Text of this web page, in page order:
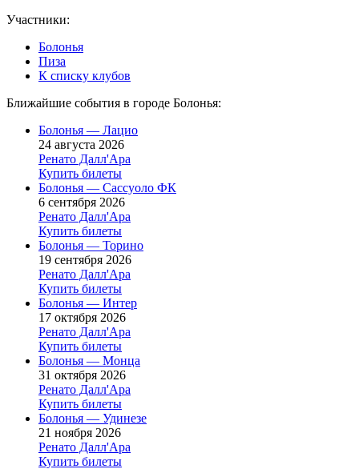
Участники:
Болонья
Пиза
К списку клубов
Ближайшие события в городе Болонья:
Болонья — Лацио
24 августа 2026
Ренато Далл'Ара
Купить билеты
Болонья — Сассуоло ФК
6 сентября 2026
Ренато Далл'Ара
Купить билеты
Болонья — Торино
19 сентября 2026
Ренато Далл'Ара
Купить билеты
Болонья — Интер
17 октября 2026
Ренато Далл'Ара
Купить билеты
Болонья — Монца
31 октября 2026
Ренато Далл'Ара
Купить билеты
Болонья — Удинезе
21 ноября 2026
Ренато Далл'Ара
Купить билеты